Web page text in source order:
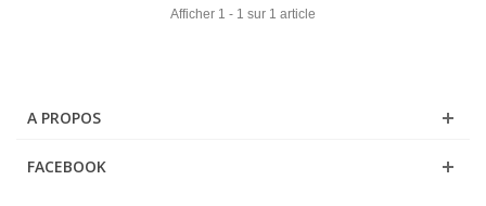
Afficher 1 - 1 sur 1 article
A PROPOS
FACEBOOK